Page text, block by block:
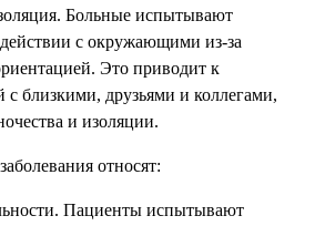
Больные испытывают
с окружающими из-за
Это приводит к
близкими, друзьями и коллегами,
и изоляции.
относят:
Пациенты испытывают